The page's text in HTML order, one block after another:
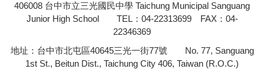
406008 台中市立三光國民中學 Taichung Municipal Sanguang
Junior High School TEL：04-22313699 FAX：04-
22346369
地址：台中市北屯區40645三光一街77號 No. 77, Sanguang
1st St., Beitun Dist., Taichung City 406, Taiwan (R.O.C.)